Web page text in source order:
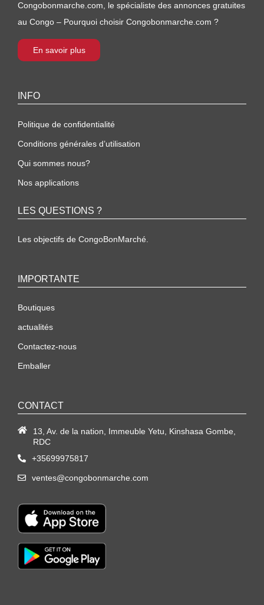
Congobonmarche.com, le spécialiste des annonces gratuites
au Congo – Pourquoi choisir Congobonmarche.com ?
En savoir plus
INFO
Politique de confidentialité
Conditions générales d’utilisation
Qui sommes nous?
Nos applications
LES QUESTIONS ?
Les objectifs de CongoBonMarché.
IMPORTANTE
Boutiques
actualités
Contactez-nous
Emballer
CONTACT
13, Av. de la nation, Immeuble Yetu, Kinshasa Gombe,
RDC
+35699975817
ventes@congobonmarche.com